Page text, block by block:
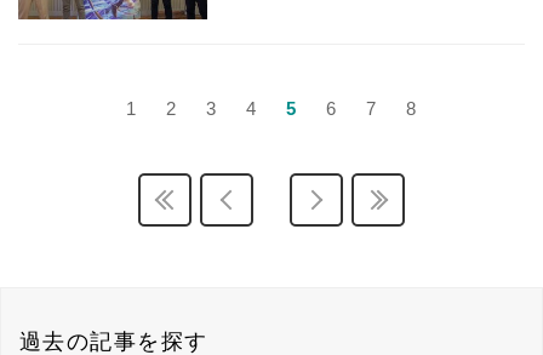
1 2 3 4 5 6 7 8
過去の記事を探す